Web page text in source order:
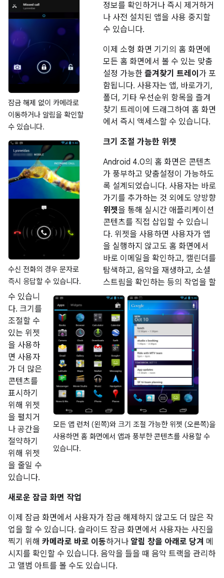
잠금 해제 없이 카메라로
이동하거나 알림을 확인할
수 있습니다.
수신 전화의 경우 문자로
즉시 응답할 수 있습니다.
모든 앱 런처 (왼쪽)와 크기 조절 가능한 위젯 (오른쪽)을
사용하면 홈 화면에서 앱과 풍부한 콘텐츠를 사용할 수
있습니다.
정보를 확인하거나 즉시 제거하거
나 사전 설치된 앱을 사용 중지할
수 있습니다.
이제 소형 화면 기기의 홈 화면에
모든 홈 화면에서 볼 수 있는 맞춤
설정 가능한 즐겨찾기 트레이 가 포
함됩니다. 사용자는 앱, 바로가기,
폴더, 기타 우선순위 항목을 즐겨
찾기 트레이에 드래그하여 홈 화면
에서 즉시 액세스할 수 있습니다.
크기 조절 가능한 위젯
Android 4.0의 홈 화면은 콘텐츠
가 풍부하고 맞춤설정이 가능하도
록 설계되었습니다. 사용자는 바로
가기를 추가하는 것 외에도 양방향
위젯을 통해 실시간 애플리케이션
콘텐츠를 직접 삽입할 수 있습니
다. 위젯을 사용하면 사용자가 앱
을 실행하지 않고도 홈 화면에서
바로 이메일을 확인하고, 캘린더를
탐색하고, 음악을 재생하고, 소셜
스트림을 확인하는 등의 작업을 할
수 있습니
다. 크기를
조절할 수
있는 위젯
을 사용하
면 사용자
가 더 많은
콘텐츠를
표시하기
위해 위젯
을 펼치거
나 공간을
절약하기
위해 위젯
을 줄일 수
있습니다.
새로운 잠금 화면 작업
이제 잠금 화면에서 사용자가 잠금 해제하지 않고도 더 많은 작
업을 할 수 있습니다. 슬라이드 잠금 화면에서 사용자는 사진을
찍기 위해 카메라로 바로 이동하거나 알림 창을 아래로 당겨 메
시지를 확인할 수 있습니다. 음악을 들을 때 음악 트랙을 관리하
고 앨범 아트를 볼 수도 있습니다.